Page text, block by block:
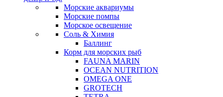
Морские аквариумы
Морские помпы
Морское освещение
Соль & Химия
Баллинг
Корм для морских рыб
FAUNA MARIN
OCEAN NUTRITION
OMEGA ONE
GROTECH